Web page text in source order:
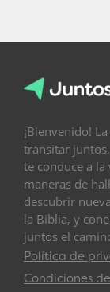
¡Bienvenido!
transitar
te conduce a
maneras de
descubrir
la Biblia, y
juntos el
Política de
Condiciones